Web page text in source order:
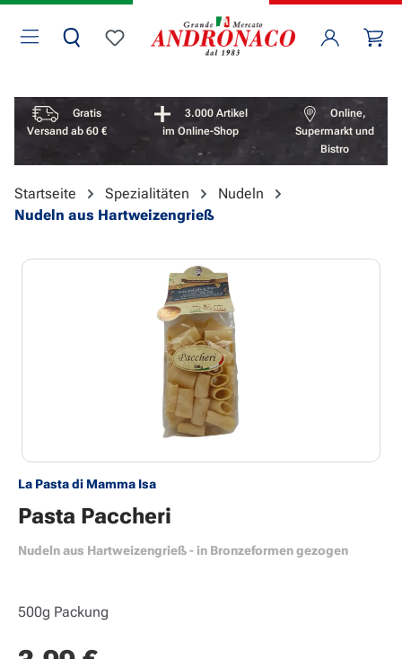
Zum Hauptinhalt springen
Du hast 0 Produkte auf dem Merkzettel
Vorteile überspringen
Gratis
Versand ab 60 €
3.000 Artikel
im Online-Shop
Online,
Supermarkt und
Bistro
Startseite Spezialitäten
Nudeln
Nudeln aus Hartweizengrieß
Bildergalerie überspringen
La Pasta di Mamma Isa
Pasta Paccheri
Nudeln aus Hartweizengrieß - in Bronzeformen gezogen
500g Packung
Regulärer Preis: